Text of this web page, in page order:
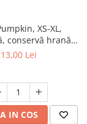
XS-XL,
conservă hrană
cereale câini, (în
13,00 Lei
IN COS